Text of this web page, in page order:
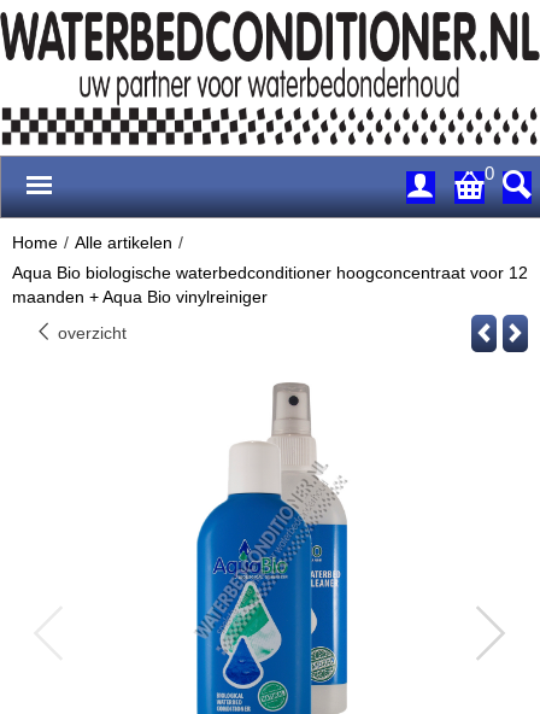
0
Home / Alle artikelen /
Aqua Bio biologische waterbedconditioner hoogconcentraat voor 12
maanden + Aqua Bio vinylreiniger
overzicht